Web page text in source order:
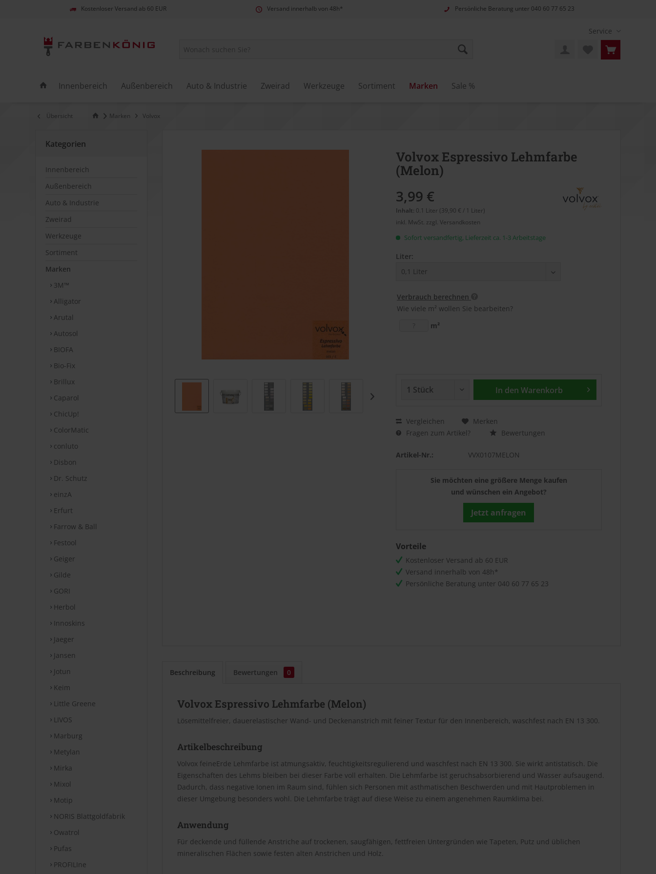
Kostenloser Versand ab 60 EUR Versand innerhalb von 48h* Persönliche Beratung unter 040 60 77 65 23
Service
Innenbereich Außenbereich Auto & Industrie Zweirad Werkzeuge Sortiment Marken Sale %
Übersicht Marken Volvox
Kategorien
Innenbereich
Außenbereich
Auto & Industrie
Zweirad
Werkzeuge
Sortiment
Marken
3M™
Alligator
Arutal
Autosol
BIOFA
Bio-Fix
Brillux
Caparol
ChicUp!
ColorMatic
conluto
Disbon
Dr. Schutz
einzA
Erfurt
Farrow & Ball
Festool
Geiger
Gilde
GORI
Herbol
Innoskins
Jaeger
Jansen
Jotun
Keim
Little Greene
LIVOS
Marburg
Metylan
Mirka
Mixol
Motip
NORIS Blattgoldfabrik
Owatrol
Pufas
PROFILIne
Volvox Espressivo Lehmfarbe
(Melon)
3,99 €
Inhalt: 0.1 Liter (39,90 € / 1 Liter)
inkl. MwSt. zzgl. Versandkosten
Sofort versandfertig, Lieferzeit ca. 1-3 Arbeitstage
Liter:
Verbrauch berechnen
Wie viele m² wollen Sie bearbeiten?
m²
In den Warenkorb
Vergleichen
Merken
Fragen zum Artikel?
Bewertungen
Artikel-Nr.: VVX0107MELON
Sie möchten eine größere Menge kaufen
und wünschen ein Angebot?
Jetzt anfragen
Vorteile
Kostenloser Versand ab 60 EUR
Versand innerhalb von 48h*
Persönliche Beratung unter 040 60 77 65 23
Beschreibung Bewertungen 0
Volvox Espressivo Lehmfarbe (Melon)
Lösemittelfreier, dauerelastischer Wand- und Deckenanstrich mit feiner Textur für den Innenbereich, waschfest nach EN 13 300.
Artikelbeschreibung
Volvox feineErde Lehmfarbe ist atmungsaktiv, feuchtigkeitsregulierend und waschfest nach EN 13 300. Sie wirkt antistatisch. Die
Eigenschaften des Lehms bleiben bei dieser Farbe voll erhalten. Die Lehmfarbe ist geruchsabsorbierend und Wasser aufsaugend.
Dadurch, dass negative Ionen im Raum sind, fühlen sich Personen mit asthmatischen Beschwerden und mit Hautproblemen in
dieser Umgebung besonders wohl. Die Lehmfarbe trägt auf diese Weise zu einem angenehmen Raumklima bei.
Anwendung
Für deckende und füllende Anstriche auf trockenen, saugfähigen, fettfreien Untergründen wie Tapeten, Putz und üblichen
mineralischen Flächen sowie festen alten Anstrichen und Holz.